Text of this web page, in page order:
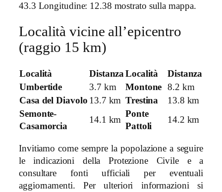
43.3 Longitudine: 12.38 mostrato sulla mappa.
Località vicine all’epicentro
(raggio 15 km)
Località DistanzaLocalità
Distanza
Umbertide
3.7 km Montone 8.2 km
Casa del Diavolo 13.7 km Trestina
13.8 km
Semonte-
Casamorcia
14.1 km
Ponte
Pattoli
14.2 km
Invitiamo come sempre la popolazione a seguire
le indicazioni della Protezione Civile e a
consultare fonti ufficiali per eventuali
aggiornamenti. Per ulteriori informazioni si